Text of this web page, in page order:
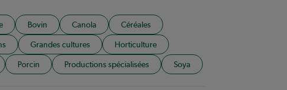
Bovin Canola Céréales
Grandes cultures Horticulture
Porcin Productions spécialisées Soya